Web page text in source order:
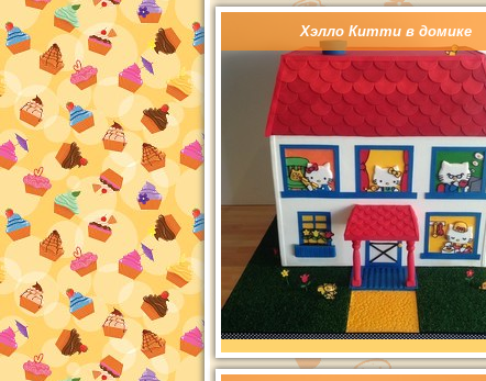
Хэлло Китти в домике